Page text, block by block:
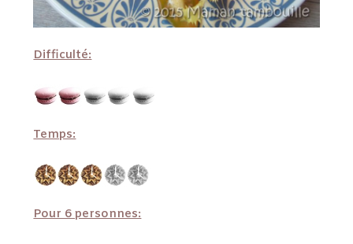
Difficulté:
Temps:
Pour 6 personnes: